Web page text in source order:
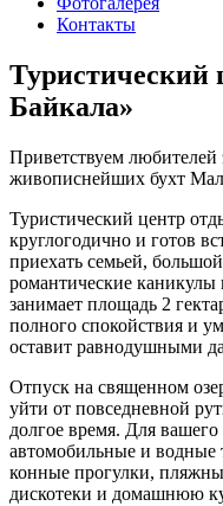
Контакты
Туристический
Байкала»
Приветствуем любителей
живописнейших бухт
Туристический центр
круглогодично и готов
приехать семьей,
романтические каникулы
занимает площадь 2
полного спокойствия и
оставит равнодушными
Отпуск на священном
уйти от повседневной
долгое время. Для
автомобильные и водные
конные прогулки,
дискотеки и домашнюю